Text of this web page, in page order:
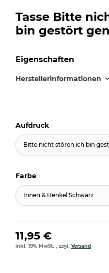
Tasse Bitte
bin gestört
Eigenschaften
Herstellerinformationen
Aufdruck
Bitte nicht stören ich bin
Farbe
Innen & Henkel Schwarz
11,95 €
inkl. 19% MwSt. , zzgl. Versand